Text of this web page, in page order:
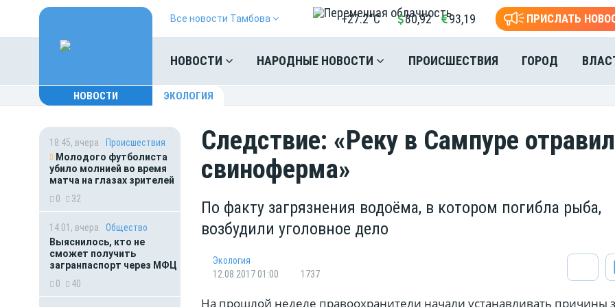
Все новости Тамбова +27.2°C 80,92 93,19 ПРИСЛАТЬ
НОВОСТИ НАРОДНЫЕ НОВОСТИ ПРОИСШЕСТВИЯ ГОРОД
НОВОСТИ ЭКОЛОГИЯ
18:45, вчера
Происшествия
Молодого футболиста
убило молнией во время
матча на глазах зрителей
0
32
14:01, вчера
Общество
Выяснилось, кто не
сможет получить
загранпаспорт через МФЦ
0
40
Следствие: «Реку в Сампуре
свиноферма»
По факту загрязнения водоёма, в котором погибла рыба,
возбудили уголовное дело
Экология
12.08.2017 01:00
1737
На прошлой неделе правоохранители начали устанавливать причины